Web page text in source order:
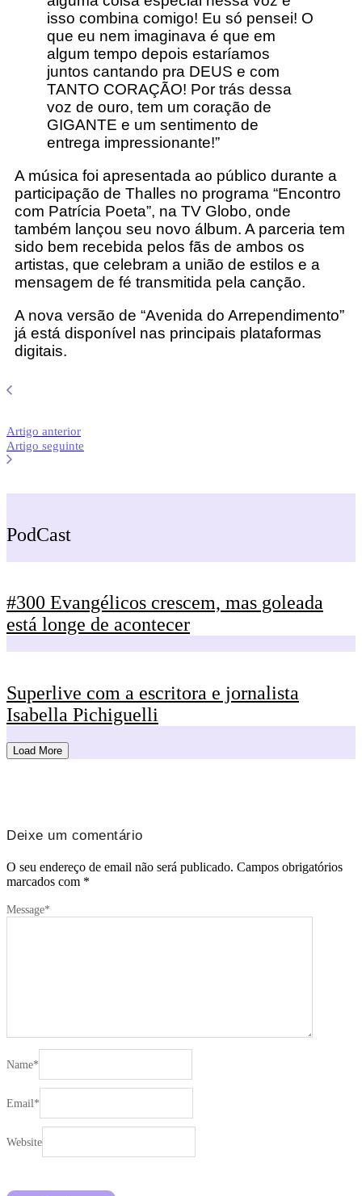
isso combina comigo! Eu só pensei! O
que eu nem imaginava é que em
algum tempo depois estaríamos
juntos cantando pra DEUS e com
TANTO CORAÇÃO! Por trás dessa
voz de ouro, tem um coração de
GIGANTE e um sentimento de
entrega impressionante!”​
A música foi apresentada ao público durante a
participação de Thalles no programa “Encontro
com Patrícia Poeta”, na TV Globo, onde
também lançou seu novo álbum. A parceria tem
sido bem recebida pelos fãs de ambos os
artistas, que celebram a união de estilos e a
mensagem de fé transmitida pela canção.​
A nova versão de “Avenida do Arrependimento”
já está disponível nas principais plataformas
digitais.​
Artigo anterior
Artigo seguinte
PodCast
#300 Evangélicos crescem, mas goleada
está longe de acontecer
Superlive com a escritora e jornalista
Isabella Pichiguelli
Load More
Deixe um comentário
O seu endereço de email não será publicado. Campos obrigatórios
marcados com *
Message*
Name*
Email*
Website